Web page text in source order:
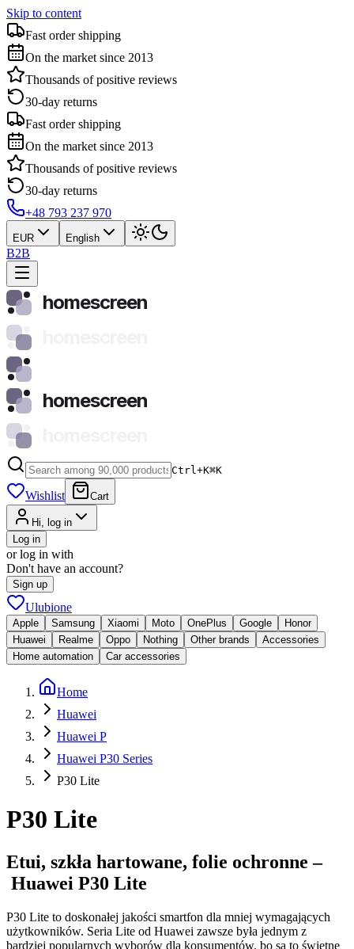
Skip to content
Fast order shipping
On the market since 2013
Thousands of positive reviews
30-day returns
Fast order shipping
On the market since 2013
Thousands of positive reviews
30-day returns
+48 793 237 970
EUR English
B2B
homescreen
homescreen
Ctrl+K⌘K
Wishlist Cart
Hi, log in
Log in
or log in with
Don't have an account?
Sign up
Ulubione
Apple Samsung Xiaomi Moto OnePlus Google
Honor
Huawei
Realme Oppo Nothing Other brands
Accessories
Home automation
Car accessories
Home
Huawei
Huawei P
Huawei P30 Series
P30 Lite
P30 Lite
Etui, szkła hartowane, folie ochronne –
Huawei P30 Lite
P30 Lite to doskonałej jakości smartfon dla mniej wymagających
użytkowników. Seria Lite od Huawei zawsze była jednym z
bardziej popularnych wyborów dla konsumentów, bo są to świetne